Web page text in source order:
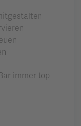
immer top